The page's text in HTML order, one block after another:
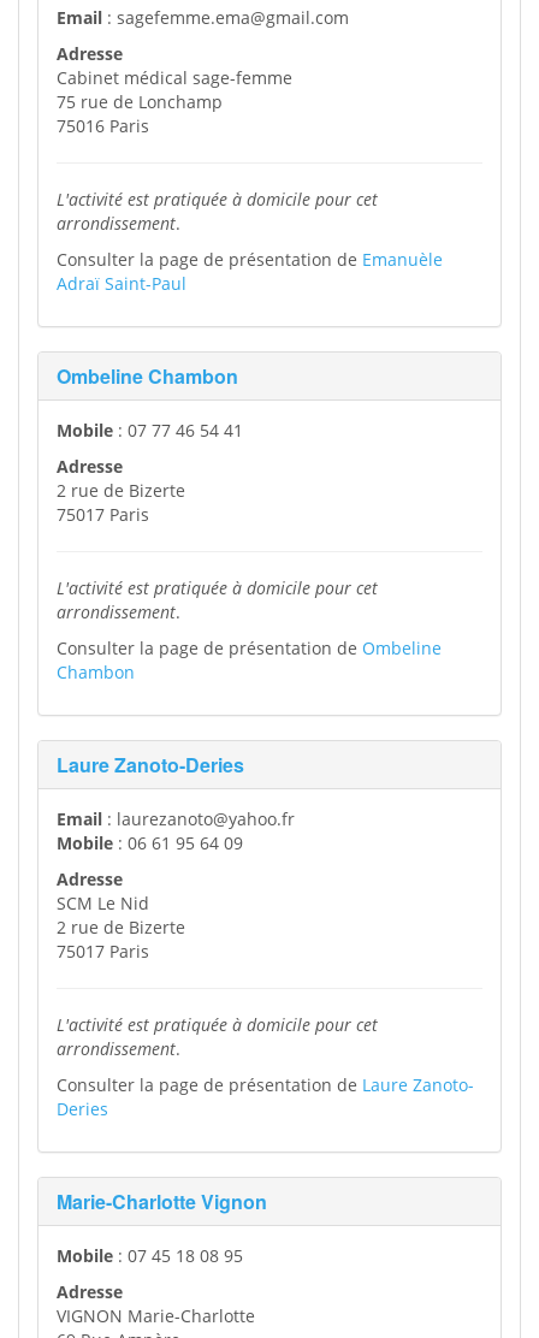
Email : sagefemme.ema@gmail.com
Adresse
Cabinet médical sage-femme
75 rue de Lonchamp
75016 Paris
L'activité est pratiquée à domicile pour cet
arrondissement.
Consulter la page de présentation de Emanuèle
Adraï Saint-Paul
Ombeline Chambon
Mobile : 07 77 46 54 41
Adresse
2 rue de Bizerte
75017 Paris
L'activité est pratiquée à domicile pour cet
arrondissement.
Consulter la page de présentation de Ombeline
Chambon
Laure Zanoto-Deries
Email : laurezanoto@yahoo.fr
Mobile : 06 61 95 64 09
Adresse
SCM Le Nid
2 rue de Bizerte
75017 Paris
L'activité est pratiquée à domicile pour cet
arrondissement.
Consulter la page de présentation de Laure Zanoto-
Deries
Marie-Charlotte Vignon
Mobile : 07 45 18 08 95
Adresse
VIGNON Marie-Charlotte